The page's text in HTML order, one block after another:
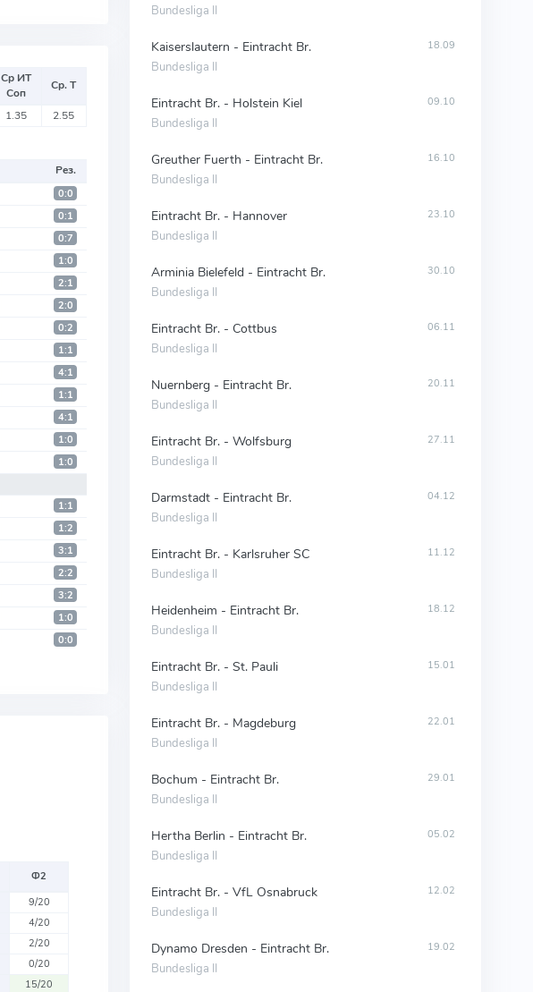
Ср ИТ
Соп
Ср. Т
1.35 2.55
Рез.
0:0
0:1
0:7
1:0
2:1
2:0
0:2
1:1
4:1
1:1
4:1
1:0
1:0
1:1
1:2
3:1
2:2
3:2
1:0
0:0
Ф2
9/20
4/20
2/20
0/20
15/20
Bundesliga II
Kaiserslautern - Eintracht Br.
Bundesliga II
18.09
Eintracht Br. - Holstein Kiel
Bundesliga II
09.10
Greuther Fuerth - Eintracht Br.
Bundesliga II
16.10
Eintracht Br. - Hannover
Bundesliga II
23.10
Arminia Bielefeld - Eintracht Br.
Bundesliga II
30.10
Eintracht Br. - Cottbus
Bundesliga II
06.11
Nuernberg - Eintracht Br.
Bundesliga II
20.11
Eintracht Br. - Wolfsburg
Bundesliga II
27.11
Darmstadt - Eintracht Br.
Bundesliga II
04.12
Eintracht Br. - Karlsruher SC
Bundesliga II
11.12
Heidenheim - Eintracht Br.
Bundesliga II
18.12
Eintracht Br. - St. Pauli
Bundesliga II
15.01
Eintracht Br. - Magdeburg
Bundesliga II
22.01
Bochum - Eintracht Br.
Bundesliga II
29.01
Hertha Berlin - Eintracht Br.
Bundesliga II
05.02
Eintracht Br. - VfL Osnabruck
Bundesliga II
12.02
Dynamo Dresden - Eintracht Br.
Bundesliga II
19.02